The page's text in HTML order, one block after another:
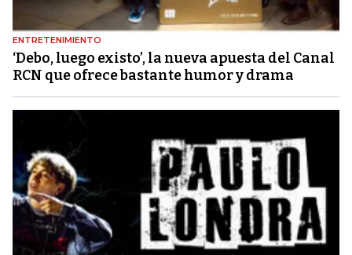
ENTRETENIMIENTO
‘Debo, luego existo’, la nueva apuesta del Canal
RCN que ofrece bastante humor y drama